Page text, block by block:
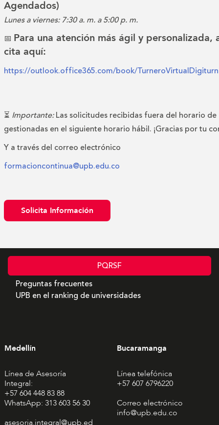
Agendados)
Lunes a viernes: 7:30 a. m. a 5:00 p. m.
📅 Para una atención más ágil y personalizada,
cita aquí:
https://outlook.office365.com/book/
⏳ Importante:Las solicitudes recibidas fuera del horario de
gestionadas en el siguiente horario hábil. ¡Gracias por tu
Y a través del correo electrónico
formacioncontinua@upb.edu.co
Solicita Información
PQRSF
Preguntas frecuentes
UPB en el ranking de universidades
Medellín
Línea de Asesoría
Integral:
+57 604 448 83 88
WhatsApp: 313 603 56 30
asesoria.integral@upb.ed
Bucaramanga
Línea telefónica
+57 607 6796220
Correo electrónico
info@upb.edu.co